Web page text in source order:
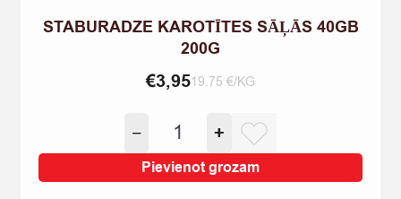
STABURADZE KAROTĪTES SĀĻĀS 40GB
200G
€3,9519.75 €/KG
−
STABURADZE
KAROTĪTES
SĀĻĀS
40GB
+
Pievienot grozam